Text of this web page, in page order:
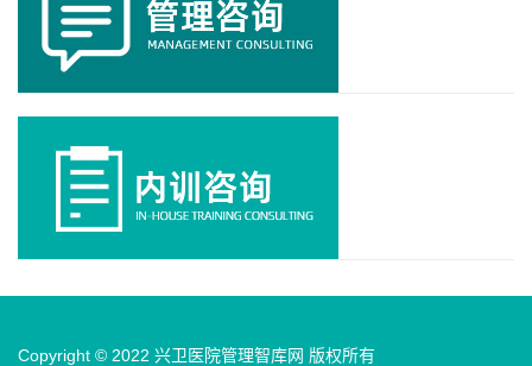
Copyright © 2022 兴卫医院管理智库网 版权所有